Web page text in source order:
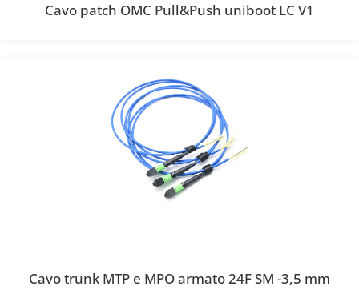
Cavo patch OMC Pull&Push uniboot LC V1
Cavo trunk MTP e MPO armato 24F SM -3,5 mm